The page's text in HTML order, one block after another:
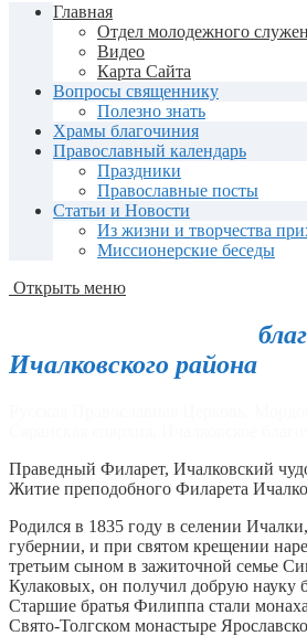
Главная
Отдел молодежного
Видео
Карта Сайта
Вопросы священнику
Полезно знать
Храмы благочиния
Православный календарь
Праздники
Православные посты
Статьи и Новости
Из жизни и творчества
Миссионерские беседы
Открыть меню
Ичалковского района
Праведный Филарет, Ичалковский
Житие преподобного Филарета
Родился в 1835 году в селении
губернии, и при святом крещении
третьим сыном в зажиточной семье
Кулаковых, он получил добрую науку
Старшие братья Филиппа стали
Свято-Толгском монастыре